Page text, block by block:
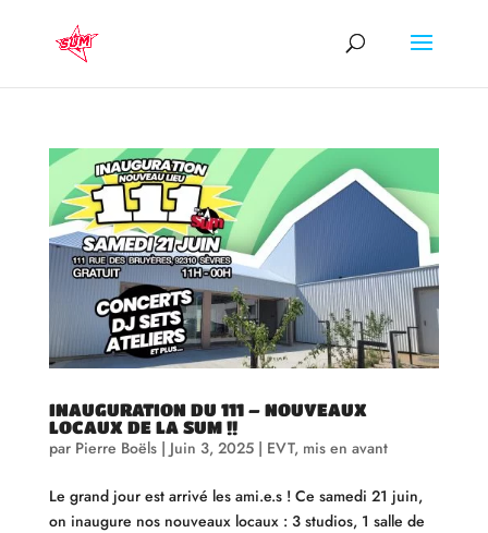
INAUGURATION DU 111 – NOUVEAUX
LOCAUX DE LA SUM !!
par Pierre Boëls| Juin 3, 2025| EVT, mis en avant
Le grand jour est arrivé les ami.e.s ! Ce samedi 21 juin,
on inaugure nos nouveaux locaux : 3 studios, 1 salle de